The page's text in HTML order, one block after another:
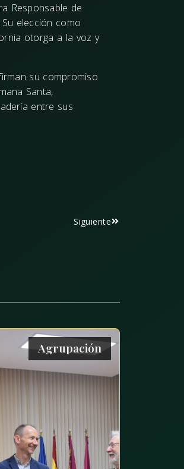
Responsable de
elección como
otorga a la voz y
su compromiso
Santa,
entre sus
Siguiente
Agrupación